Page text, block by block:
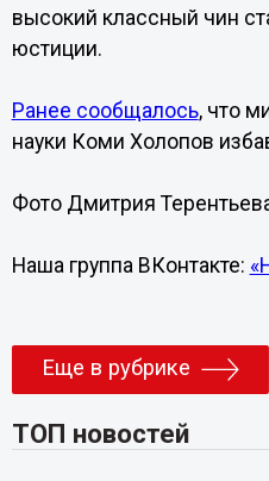
высокий классный чин
юстиции.
Ранее сообщалось, что
науки Коми Холопов
Фото Дмитрия
Наша группа ВКонтакте:
Еще в рубрике
ТОП новостей